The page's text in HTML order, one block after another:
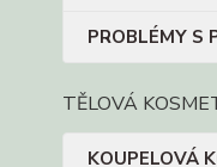
PROBLÉMY S
TĚLOVÁ
KOUPELOVÁ